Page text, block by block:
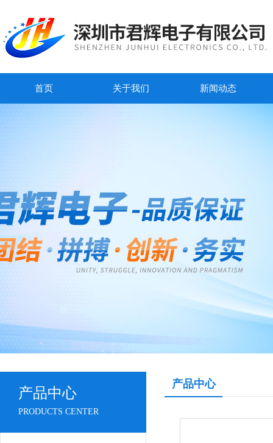
首页 关于我们 新闻动态
产品中心
PRODUCTS CENTER
产品中心